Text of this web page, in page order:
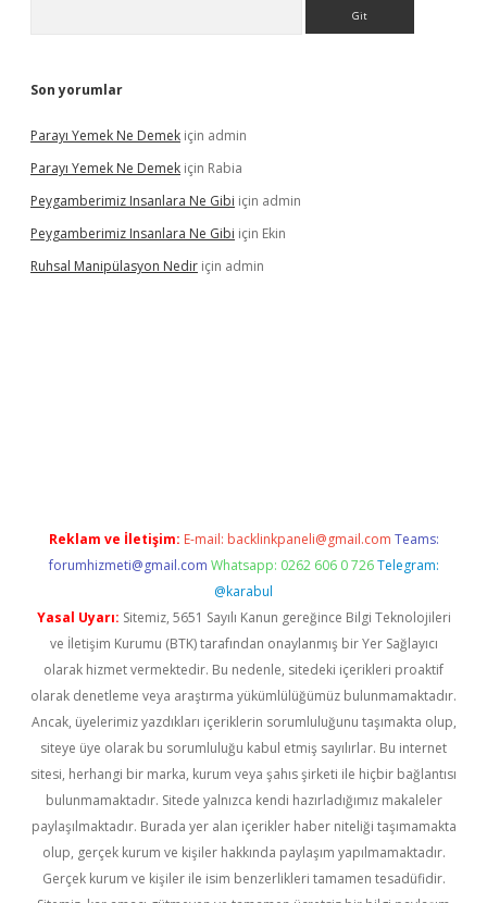
Son yorumlar
Parayı Yemek Ne Demek için admin
Parayı Yemek Ne Demek için Rabia
Peygamberimiz Insanlara Ne Gibi için admin
Peygamberimiz Insanlara Ne Gibi için Ekin
Ruhsal Manipülasyon Nedir için admin
Reklam ve İletişim: E-mail: backlinkpaneli@gmail.com Teams:
forumhizmeti@gmail.com Whatsapp: 0262 606 0 726 Telegram:
@karabul
Yasal Uyarı: Sitemiz, 5651 Sayılı Kanun gereğince Bilgi Teknolojileri
ve İletişim Kurumu (BTK) tarafından onaylanmış bir Yer Sağlayıcı
olarak hizmet vermektedir. Bu nedenle, sitedeki içerikleri proaktif
olarak denetleme veya araştırma yükümlülüğümüz bulunmamaktadır.
Ancak, üyelerimiz yazdıkları içeriklerin sorumluluğunu taşımakta olup,
siteye üye olarak bu sorumluluğu kabul etmiş sayılırlar. Bu internet
sitesi, herhangi bir marka, kurum veya şahıs şirketi ile hiçbir bağlantısı
bulunmamaktadır. Sitede yalnızca kendi hazırladığımız makaleler
paylaşılmaktadır. Burada yer alan içerikler haber niteliği taşımamakta
olup, gerçek kurum ve kişiler hakkında paylaşım yapılmamaktadır.
Gerçek kurum ve kişiler ile isim benzerlikleri tamamen tesadüfidir.